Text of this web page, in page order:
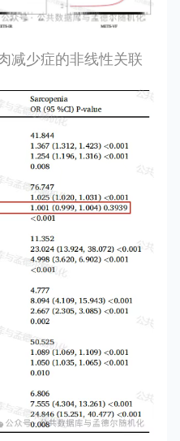
减少症的非线性关联